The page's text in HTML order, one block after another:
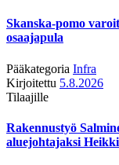
Skanska-pomo
osaajapula
Pääkategoria Infra
Kirjoitettu 5.8.2026
Tilaajille
Rakennustyö
aluejohtajaksi